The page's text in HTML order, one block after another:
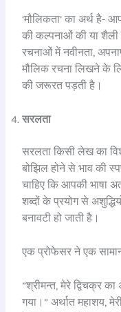
‘मौलिकता’ का अर्थ है-
की कल्पनाओं की या
रचनाओं में नवीनता,
मौलिक रचना लिखने के
की जरूरत पड़ती है।
सरलता
सरलता किसी लेख का
बोझिल होने से भाव की
चाहिए कि आपकी भाषा
शब्दों के प्रयोग से
बनावटी हो जाती है।
एक प्रोफेसर ने एक
”श्रीमन्त, मेरे द्विचक्र
गया।” अर्थात महाशय,